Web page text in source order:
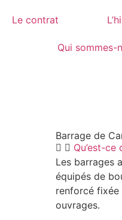
Le contrat
Qui sommes-
Qu’est-
Les barrages
équipés de
renforcé fixée
ouvrages.
Barrage de